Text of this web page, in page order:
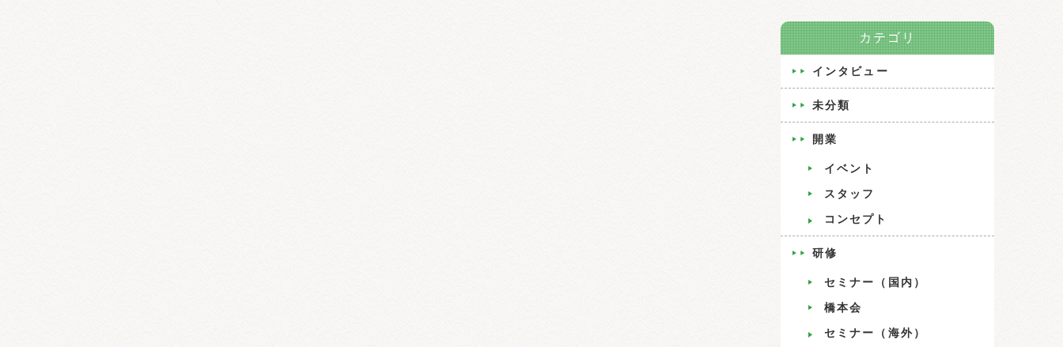
カテゴリ
インタビュー
未分類
開業
イベント
スタッフ
コンセプト
研修
セミナー（国内）
橋本会
セミナー（海外）